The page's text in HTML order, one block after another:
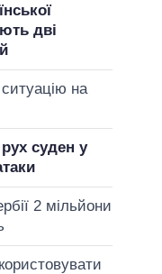
дві
на
суден у
2 мільйони